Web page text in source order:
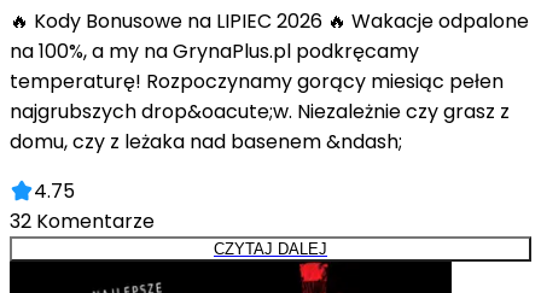
🔥 Kody Bonusowe na LIPIEC 2026 🔥 Wakacje odpalone
na 100%, a my na GrynaPlus.pl podkręcamy
temperaturę! Rozpoczynamy gorący miesiąc pełen
najgrubszych drop&oacute;w. Niezależnie czy grasz z
domu, czy z leżaka nad basenem &ndash;
4.75
32 Komentarze
CZYTAJ DALEJ